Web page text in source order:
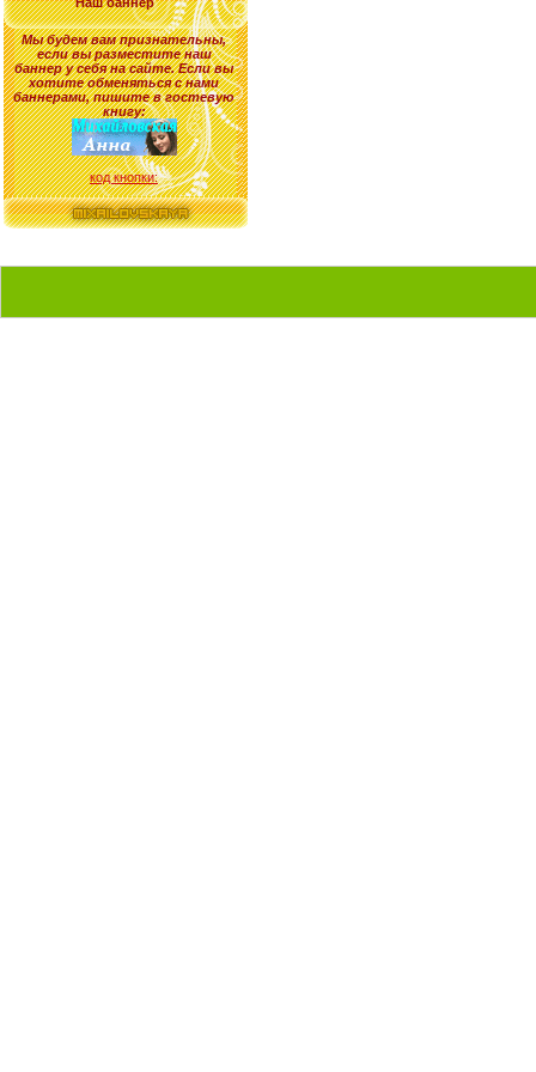
Мы будем вам признательны,
если вы разместите наш
баннер у себя на сайте. Если вы
хотите обменяться с нами
баннерами, пишите в гостевую
книгу:
код кнопки: